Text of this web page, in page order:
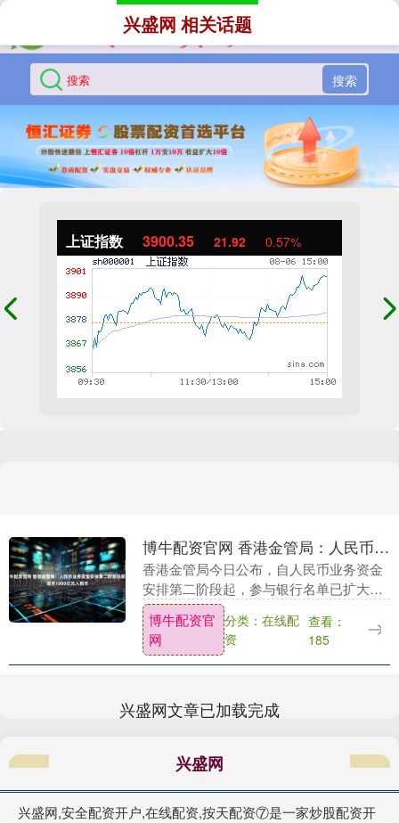
搜索
上证指数 3900.35 21.92 0.57%
兴盛网 相关话题
博牛配资官网 香港金管局：人民币业务资金安排第二阶段总额度增至1000亿元人民币
香港金管局今日公布，自人民币业务资金
安排第二阶段起，参与银行名单已扩大至
40家，分配给参与银行的总额度由前阶段
的500亿元人民币增加至1,000亿元人民
币。第二....
博牛配资官
网
分类：在线配
资
查看：
185
兴盛网文章已加载完成
兴盛网
兴盛网,安全配资开户,在线配资,按天配资⑦是一家炒股配资开